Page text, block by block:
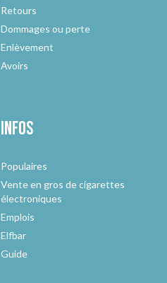
Retours
Dommages ou perte
Enlèvement
Avoirs
Infos
Populaires
Vente en gros de cigarettes
électroniques
Emplois
Elfbar
Guide